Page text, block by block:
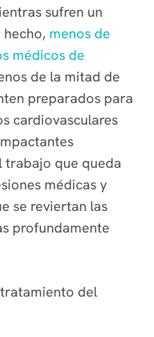
sufren un
menos de
médicos de
de la mitad de
preparados para
cardiovasculares
trabajo que queda
médicas y
se reviertan las
profundamente
del